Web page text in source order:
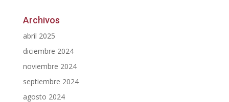
Archivos
abril 2025
diciembre 2024
noviembre 2024
septiembre 2024
agosto 2024